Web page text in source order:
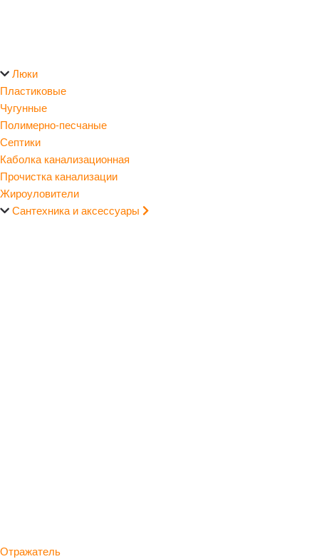
Люки
Пластиковые
Чугунные
Полимерно-песчаные
Септики
Каболка канализационная
Прочистка канализации
Жироуловители
Сантехника и аксессуары
Отражатель